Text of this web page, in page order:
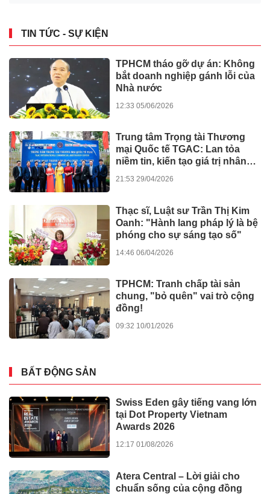
TIN TỨC - SỰ KIỆN
TPHCM tháo gỡ dự án: Không
bắt doanh nghiệp gánh lỗi của
Nhà nước
12:33 05/06/2026
Trung tâm Trọng tài Thương
mại Quốc tế TGAC: Lan tỏa
niềm tin, kiến tạo giá trị nhân
văn
21:53 29/04/2026
Thạc sĩ, Luật sư Trần Thị Kim
Oanh: "Hành lang pháp lý là bệ
phóng cho sự sáng tạo số"
14:46 06/04/2026
TPHCM: Tranh chấp tài sản
chung, "bỏ quên" vai trò cộng
đồng!
09:32 10/01/2026
BẤT ĐỘNG SẢN
Swiss Eden gây tiếng vang lớn
tại Dot Property Vietnam
Awards 2026
12:17 01/08/2026
Atera Central – Lời giải cho
chuẩn sống của cộng đồng